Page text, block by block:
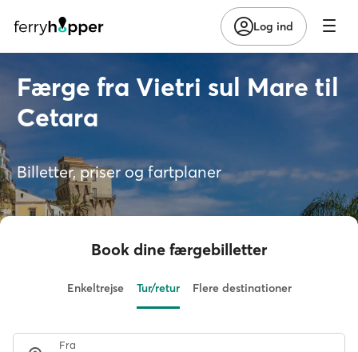
Log ind
Færge fra Vietri sul Mare til
Cetara
Billetter, priser og fartplaner
Book dine færgebilletter
Enkeltrejse Tur/retur Flere destinationer
Fra